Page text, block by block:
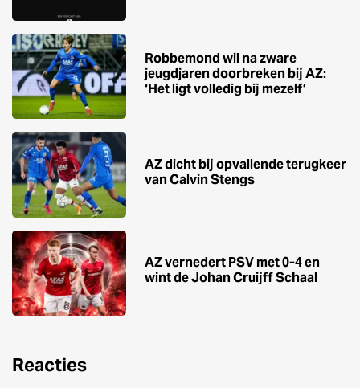
Robbemond wil na zware
jeugdjaren doorbreken bij AZ:
‘Het ligt volledig bij mezelf’
AZ dicht bij opvallende terugkeer
van Calvin Stengs
AZ vernedert PSV met 0-4 en
wint de Johan Cruijff Schaal
Reacties